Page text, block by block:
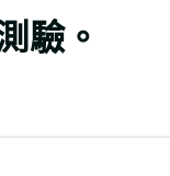
驗。